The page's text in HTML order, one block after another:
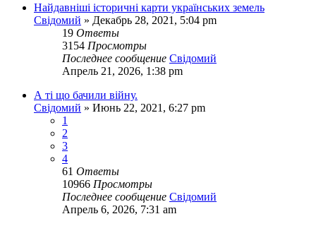
Найдавніші історичні карти українських земель
Свідомий » Декабрь 28, 2021, 5:04 pm
19 Ответы
3154 Просмотры
Последнее сообщение Свідомий
Апрель 21, 2026, 1:38 pm
А ті що бачили війну.
Свідомий » Июнь 22, 2021, 6:27 pm
1
2
3
4
61 Ответы
10966 Просмотры
Последнее сообщение Свідомий
Апрель 6, 2026, 7:31 am